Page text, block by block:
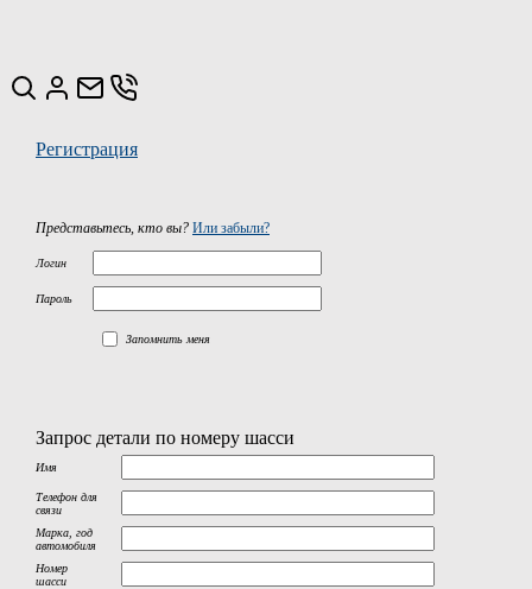
Регистрация
Представьтесь, кто вы? Или забыли?
Логин
Пароль
Запомнить меня
Запрос детали по номеру шасси
Имя
Телефон для
связи
Марка, год
автомобиля
Номер
шасси